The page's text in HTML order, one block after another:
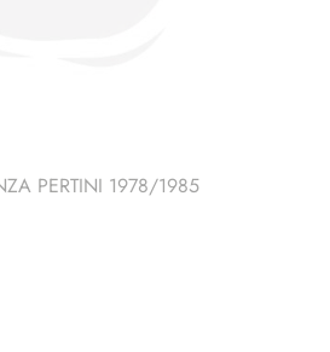
PERTINI 1978/1985